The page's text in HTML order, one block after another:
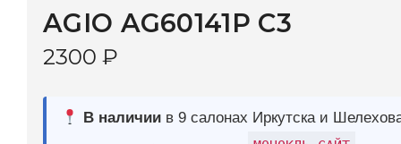
3–5 дней | Промокод
В КОРЗИНУ